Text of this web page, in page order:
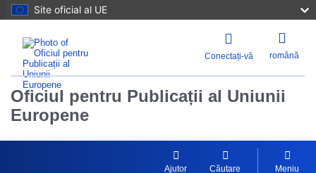
Site oficial al UE
Conectați-vă română
Oficiul pentru Publicații al Uniunii
Europene
Ajutor Căutare Meniu